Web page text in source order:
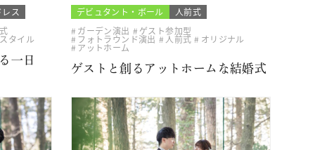
ス
タイル
一日
デビュタント・ボール
人前式
ガーデン演出
ゲスト参加型
フォトラウンド演出 人前式 オリジナル
アットホーム
ゲストと創るアットホームな結婚式